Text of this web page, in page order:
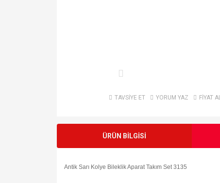
TAVSİYE ET YORUM YAZ FİYAT
ÜRÜN BİLGİSİ
Antik Sarı Kolye Bileklik Aparat Takım Set 3135